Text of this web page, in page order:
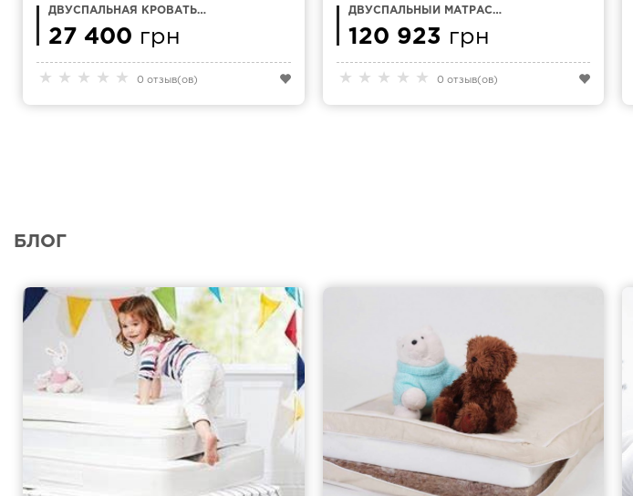
★ ★ ★ ★ ★ 0 отзыв(ов)
ДВУСПАЛЬНАЯ КРОВАТЬ
27 400 грн
★ ★ ★ ★ ★ 0 отзыв(ов)
ДВУСПАЛЬНЫЙ МАТРАС
MAGNISTRETCH 10
120 923 грн
БЛОГ